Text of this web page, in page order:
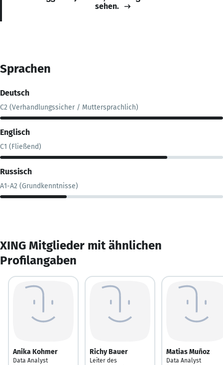
sehen.
Sprachen
Deutsch
C2 (Verhandlungssicher / Muttersprachlich)
Englisch
C1 (Fließend)
Russisch
A1-A2 (Grundkenntnisse)
XING Mitglieder mit ähnlichen
Profilangaben
Anika Kohmer
Data Analyst
Richy Bauer
Leiter des
Matias Muñoz
Data Analyst